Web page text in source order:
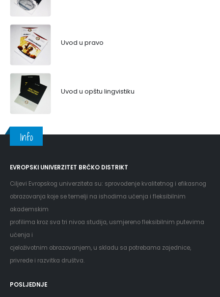
Uvod u pravo
Uvod u opštu lingvistiku
Info
EVROPSKI UNIVERZITET BRČKO DISTRIKT
Ciljevi Evropskog univerziteta su: sprovođenje kvalitetnog i efikasnog
obrazovanja koje se temelji na ishodima učenja i fleksibilnim
akademskim
profilima kroz sva tri nivoa studija, usmjereno fleksibilnim putevima
učenja i
cjeloživotnim obrazovanjem, u skladu sa potrebama zajednice,
privrede i razvitka društva.
POSLJEDNJE